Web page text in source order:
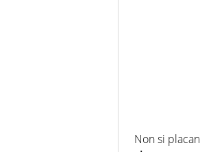
Non si